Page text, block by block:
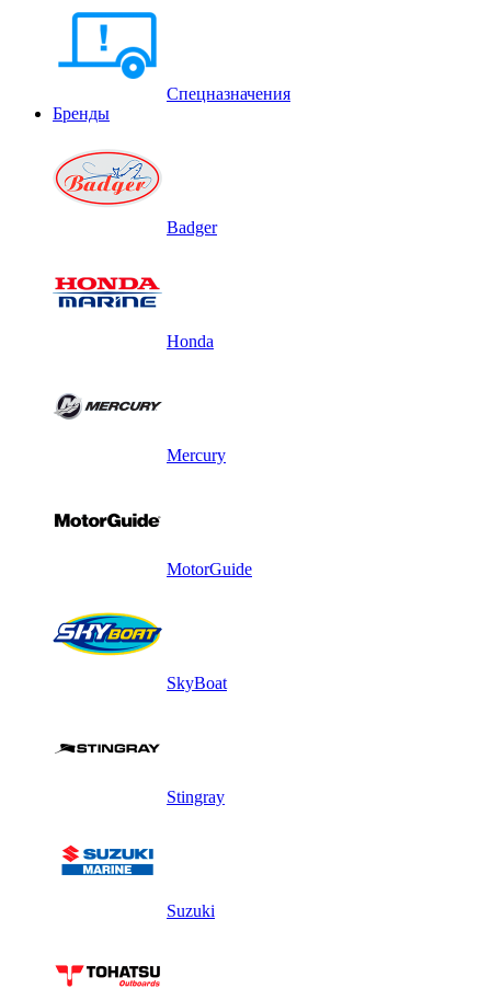
Спецназначения
Бренды
Badger
Honda
Mercury
MotorGuide
SkyBoat
Stingray
Suzuki